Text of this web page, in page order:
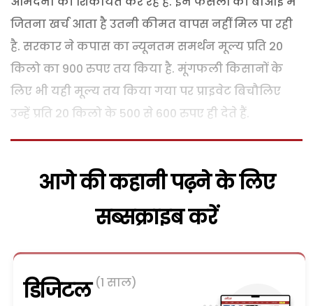
जितना खर्च आता है उतनी कीमत वापस नहीं मिल पा रही
है. सरकार ने कपास का न्यूनतम समर्थन मूल्य प्रति 20
किलो का 900 रुपए तय किया है. मूंगफली किसानों के
लिए भी यही मूल्य तय किया गया पर प्राइवेट बिचौलिए
उन्हें प्रति 20 किलो के 500 से 600 रुपए ही देते हैं.
आगे की कहानी पढ़ने के लिए
सब्सक्राइब करें
डिजिटल (1 साल)